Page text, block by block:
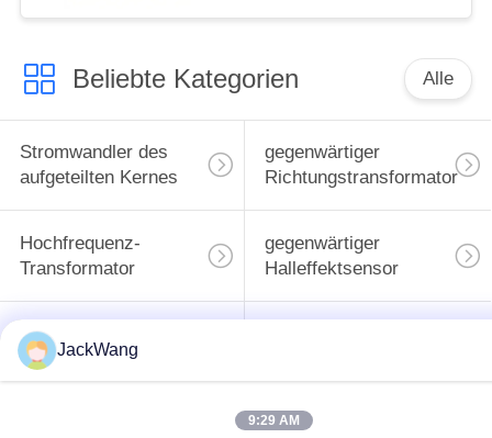
Beliebte Kategorien Alle
Stromwandler des
aufgeteilten Kernes
gegenwärtiger
Richtungstransformator
Hochfrequenz-
Transformator
gegenwärtiger
Halleffektsensor
BAD Energie-
Induktor
hohe gegenwärtige
JackWang
9:29 AM